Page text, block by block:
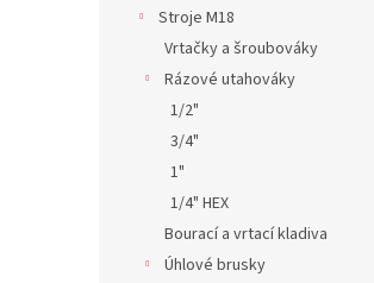
Stroje M18
Vrtačky a šroubováky
Rázové utahováky
1/2"
3/4"
1"
1/4" HEX
Bourací a vrtací kladiva
Úhlové brusky